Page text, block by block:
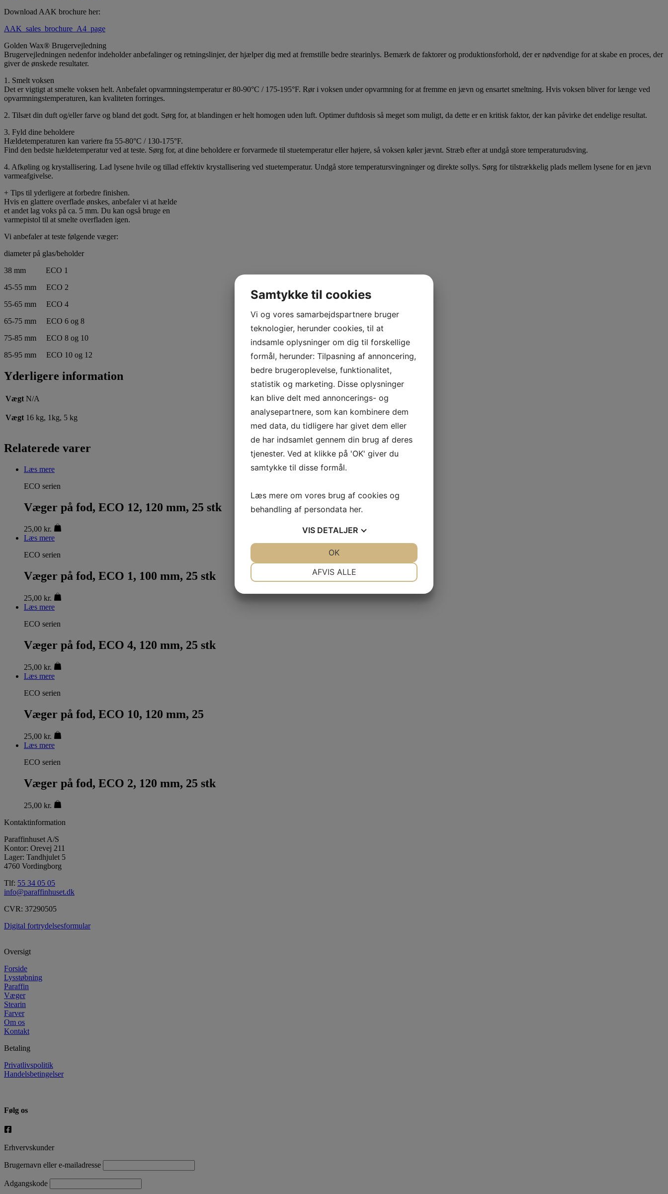
Download AAK brochure her:
AAK_sales_brochure_A4_page
Golden Wax® Brugervejledning
Brugervejledningen nedenfor indeholder anbefalinger og retningslinjer, der hjælper dig med at fremstille bedre stearinlys. Bemærk de faktorer og produktionsforhold, der er nødvendige for at skabe en proces, der
giver de ønskede resultater.
1. Smelt voksen
Det er vigtigt at smelte voksen helt. Anbefalet opvarmningstemperatur er 80-90°C / 175-195°F. Rør i voksen under opvarmning for at fremme en jævn og ensartet smeltning. Hvis voksen bliver for længe ved
opvarmningstemperaturen, kan kvaliteten forringes.
2. Tilsæt din duft og/eller farve og bland det godt. Sørg for, at blandingen er helt homogen uden luft. Optimer duftdosis så meget som muligt, da dette er en kritisk faktor, der kan påvirke det endelige resultat.
3. Fyld dine beholdere
Hældetemperaturen kan variere fra 55-80°C / 130-175°F.
Find den bedste hældetemperatur ved at teste. Sørg for, at dine beholdere er forvarmede til stuetemperatur eller højere, så voksen køler jævnt. Stræb efter at undgå store temperaturudsving.
4. Afkøling og krystallisering. Lad lysene hvile og tillad effektiv krystallisering ved stuetemperatur. Undgå store temperatursvingninger og direkte sollys. Sørg for tilstrækkelig plads mellem lysene for en jævn
varmeafgivelse.
+ Tips til yderligere at forbedre finishen.
Hvis en glattere overflade ønskes, anbefaler vi at hælde
et andet lag voks på ca. 5 mm. Du kan også bruge en
varmepistol til at smelte overfladen igen.
Vi anbefaler at teste følgende væger:
diameter på glas/beholder
38 mm ECO 1
45-55 mm ECO 2
55-65 mm ECO 4
65-75 mm ECO 6 og 8
75-85 mm ECO 8 og 10
85-95 mm ECO 10 og 12
Yderligere information
Vægt N/A
Vægt 16 kg, 1kg, 5 kg
Relaterede varer
Læs mere
ECO serien
Væger på fod, ECO 12, 120 mm, 25 stk
25,00 kr.
Læs mere
ECO serien
Væger på fod, ECO 1, 100 mm, 25 stk
25,00 kr.
Læs mere
ECO serien
Væger på fod, ECO 4, 120 mm, 25 stk
25,00 kr.
Læs mere
ECO serien
Væger på fod, ECO 10, 120 mm, 25
25,00 kr.
Læs mere
ECO serien
Væger på fod, ECO 2, 120 mm, 25 stk
25,00 kr.
Kontaktinformation
Paraffinhuset A/S
Kontor: Orevej 211
Lager: Tandhjulet 5
4760 Vordingborg
Tlf: 55 34 05 05
info@paraffinhuset.dk
CVR: 37290505
Digital fortrydelsesformular
Oversigt
Forside
Lysstøbning
Paraffin
Væger
Stearin
Farver
Om os
Kontakt
Betaling
Privatlivspolitik
Handelsbetingelser
Følg os
Erhvervskunder
Brugernavn eller e-mailadresse
Adgangskode
Samtykke til cookies
Vi og vores samarbejdspartnere bruger
teknologier, herunder cookies, til at
indsamle oplysninger om dig til forskellige
formål, herunder: Tilpasning af annoncering,
bedre brugeroplevelse, funktionalitet,
statistik og marketing. Disse oplysninger
kan blive delt med annoncerings- og
analysepartnere, som kan kombinere dem
med data, du tidligere har givet dem eller
de har indsamlet gennem din brug af deres
tjenester. Ved at klikke på 'OK' giver du
samtykke til disse formål.
Læs mere om vores brug af cookies og
behandling af persondata her.
VIS DETALJER
AFVIS ALLE
OK